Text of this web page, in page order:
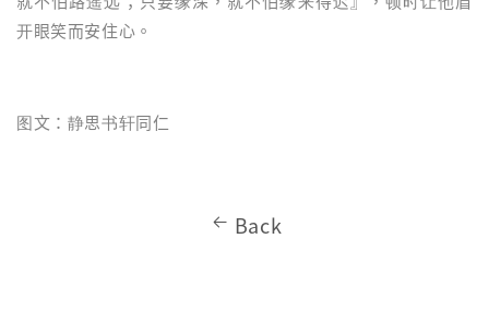
开眼笑而安住心。
图文：静思书轩同仁
Back